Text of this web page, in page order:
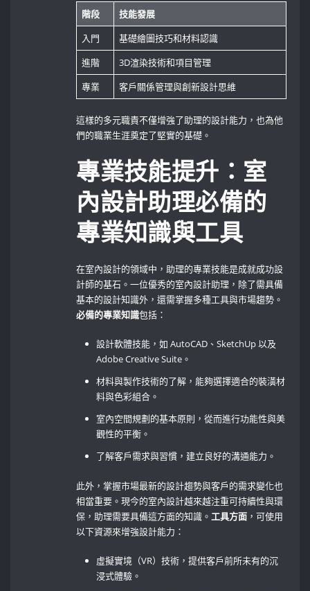
階段
技能發展
入門
基礎繪圖技巧和材料認識
進階
3D渲染技術和項目管理
專業
客戶關係管理與創新設計思維
這樣的多元職責不僅增強了助理的設計能力，也為他
們的職業生涯奠定了堅實的基礎。
專業技能提升：室
內設計助理必備的
專業知識與工具
在室內設計的領域中，助理的專業技能是成就成功設
計師的基石。一位優秀的室內設計助理，除了需具備
基本的設計知識外，還需掌握多種工具與市場趨勢。
必備的專業知識包括：
設計軟體技能，如 AutoCAD、SketchUp 以及
Adobe Creative Suite。
材料與製作技術的了解，能夠選擇適合的裝潢材
料與色彩組合。
室內空間規劃的基本原則，從而進行功能性與美
觀性的平衡。
了解客戶需求與習慣，建立良好的溝通能力。
此外，掌握市場最新的設計趨勢與客戶的需求變化也
相當重要。現今的室內設計越來越注重可持續性與環
保，助理需要具備這方面的知識。工具方面 ，可使用
以下資源來增強設計能力：
虛擬實境（VR）技術，提供客戶前所未有的沉
浸式體驗。